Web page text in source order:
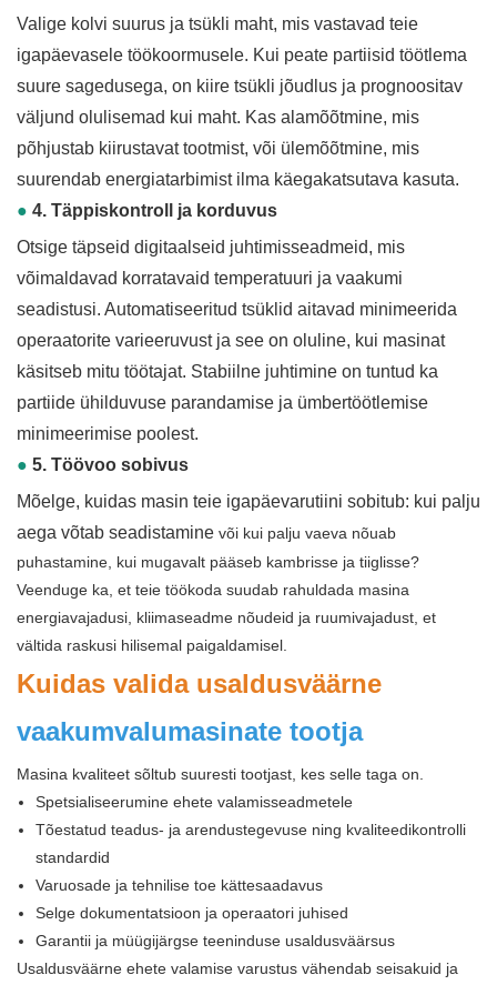
Valige kolvi suurus ja tsükli maht, mis vastavad teie
igapäevasele töökoormusele. Kui peate partiisid töötlema
suure sagedusega, on kiire tsükli jõudlus ja prognoositav
väljund olulisemad kui maht. Kas alamõõtmine, mis
põhjustab kiirustavat tootmist, või ülemõõtmine, mis
suurendab energiatarbimist ilma käegakatsutava kasuta.
● 4. Täppiskontroll ja korduvus
Otsige täpseid digitaalseid juhtimisseadmeid, mis
võimaldavad korratavaid temperatuuri ja vaakumi
seadistusi. Automatiseeritud tsüklid aitavad minimeerida
operaatorite varieeruvust ja see on oluline, kui masinat
käsitseb mitu töötajat. Stabiilne juhtimine on tuntud ka
partiide ühilduvuse parandamise ja ümbertöötlemise
minimeerimise poolest.
● 5. Töövoo sobivus
Mõelge, kuidas masin teie igapäevarutiini sobitub: kui palju
aega võtab seadistamine või kui palju vaeva nõuab
puhastamine, kui mugavalt pääseb kambrisse ja tiiglisse?
Veenduge ka, et teie töökoda suudab rahuldada masina
energiavajadusi, kliimaseadme nõudeid ja ruumivajadust, et
vältida raskusi hilisemal paigaldamisel.
Kuidas valida usaldusväärne
vaakumvalumasinate tootja
Masina kvaliteet sõltub suuresti tootjast, kes selle taga on.
Spetsialiseerumine ehete valamisseadmetele
Tõestatud teadus- ja arendustegevuse ning kvaliteedikontrolli
standardid
Varuosade ja tehnilise toe kättesaadavus
Selge dokumentatsioon ja operaatori juhised
Garantii ja müügijärgse teeninduse usaldusväärsus
Usaldusväärne ehete valamise varustus vähendab seisakuid ja